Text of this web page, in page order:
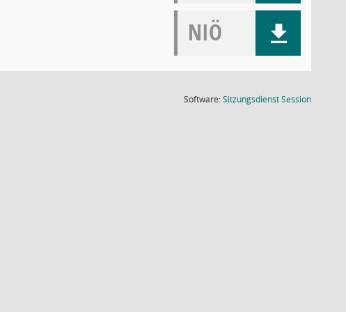
NIÖ
Software:SitzungsdienstSession(Wird in